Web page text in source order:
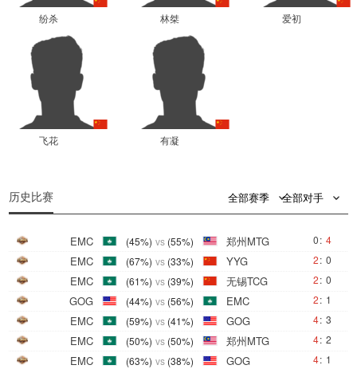
纷杀 林桀 爱初
飞花 有凝
历史比赛 全部赛季 全部对手
EMC (45%) vs (55%) 郑州MTG 0: 4
EMC (67%) vs (33%) YYG 2: 0
EMC (61%) vs (39%) 无锡TCG 2: 0
GOG (44%) vs (56%) EMC 2: 1
EMC (59%) vs (41%) GOG 4: 3
EMC (50%) vs (50%) 郑州MTG 4: 2
EMC (63%) vs (38%) GOG 4: 1